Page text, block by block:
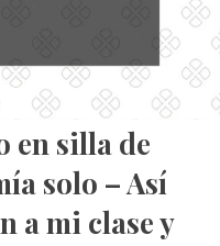
en silla de
solo – Así
a mi clase y